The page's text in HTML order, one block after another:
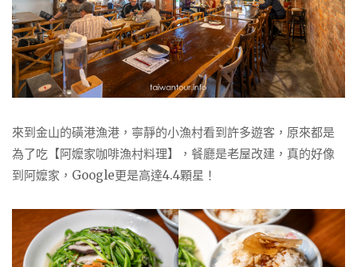
來到金山的磺港漁港，寧靜的小漁村看到許多遊客，原來都是
為了吃【阿嬤家咖啡漁村料理】，餐廳是老屋改建，真的好像
到阿嬤家，Google更是高達4.4顆星！